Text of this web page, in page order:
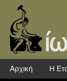
Αρχική Η